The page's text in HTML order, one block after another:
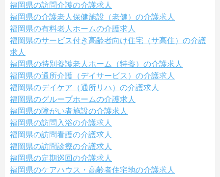
福岡県の訪問介護の介護求人
福岡県の介護老人保健施設（老健）の介護求人
福岡県の有料老人ホームの介護求人
福岡県のサービス付き高齢者向け住宅（サ高住）の介護
求人
福岡県の特別養護老人ホーム（特養）の介護求人
福岡県の通所介護（デイサービス）の介護求人
福岡県のデイケア（通所リハ）の介護求人
福岡県のグループホームの介護求人
福岡県の障がい者施設の介護求人
福岡県の訪問入浴の介護求人
福岡県の訪問看護の介護求人
福岡県の訪問診療の介護求人
福岡県の定期巡回の介護求人
福岡県のケアハウス・高齢者住宅地の介護求人